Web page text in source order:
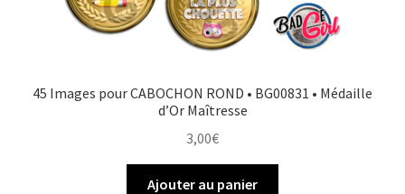
45 Images pour CABOCHON ROND • BG00831 • Médaille
d’Or Maîtresse
3,00€
Ajouter au panier